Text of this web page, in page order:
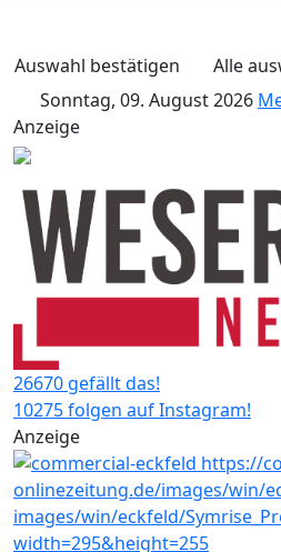
Auswahl bestätigen
Alle
Sonntag, 09. August 2026
Anzeige
26670 gefällt das!
10275 folgen auf Instagram!
Anzeige